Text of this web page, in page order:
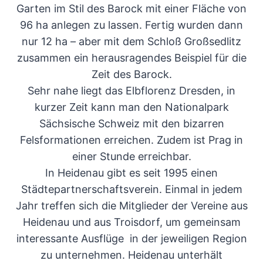
Garten im Stil des Barock mit einer Fläche von
96 ha anlegen zu lassen. Fertig wurden dann
nur 12 ha – aber mit dem Schloß Großsedlitz
zusammen ein herausragendes Beispiel für die
Zeit des Barock.
Sehr nahe liegt das Elbflorenz Dresden, in
kurzer Zeit kann man den Nationalpark
Sächsische Schweiz mit den bizarren
Felsformationen erreichen. Zudem ist Prag in
einer Stunde erreichbar.
In Heidenau gibt es seit 1995 einen
Städtepartnerschaftsverein. Einmal in jedem
Jahr treffen sich die Mitglieder der Vereine aus
Heidenau und aus Troisdorf, um gemeinsam
interessante Ausflüge in der jeweiligen Region
zu unternehmen. Heidenau unterhält